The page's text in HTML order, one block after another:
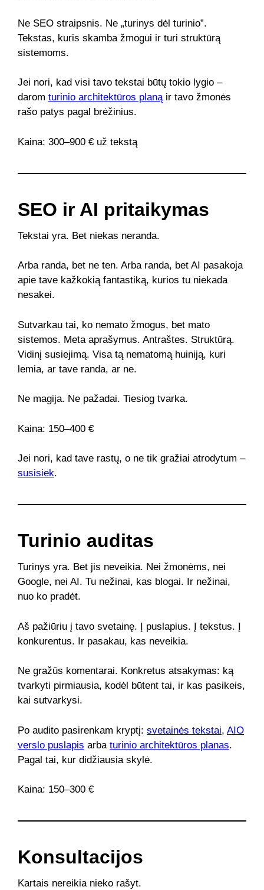
Ne SEO straipsnis. Ne „turinys dėl turinio”.
Tekstas, kuris skamba žmogui ir turi struktūrą
sistemoms.
Jei nori, kad visi tavo tekstai būtų tokio lygio –
darom turinio architektūros planąir tavo žmonės
rašo patys pagal brėžinius.
Kaina: 300–900 € už tekstą
SEO ir AI pritaikymas
Tekstai yra. Bet niekas neranda.
Arba randa, bet ne ten. Arba randa, bet AI pasakoja
apie tave kažkokią fantastiką, kurios tu niekada
nesakei.
Sutvarkau tai, ko nemato žmogus, bet mato
sistemos. Meta aprašymus. Antraštes. Struktūrą.
Vidinį susiejimą. Visa tą nematomą huiniją, kuri
lemia, ar tave randa, ar ne.
Ne magija. Ne pažadai. Tiesiog tvarka.
Kaina: 150–400 €
Jei nori, kad tave rastų, o ne tik gražiai atrodytum –
susisiek.
Turinio auditas
Turinys yra. Bet jis neveikia. Nei žmonėms, nei
Google, nei AI. Tu nežinai, kas blogai. Ir nežinai,
nuo ko pradėt.
Aš pažiūriu į tavo svetainę. Į puslapius. Į tekstus. Į
konkurentus. Ir pasakau, kas neveikia.
Ne gražūs komentarai. Konkretus atsakymas: ką
tvarkyti pirmiausia, kodėl būtent tai, ir kas pasikeis,
kai sutvarkysi.
Po audito pasirenkam kryptį: svetainės tekstai, AIO
verslo puslapis arba turinio architektūros planas.
Pagal tai, kur didžiausia skylė.
Kaina: 150–300 €
Konsultacijos
Kartais nereikia nieko rašyt.